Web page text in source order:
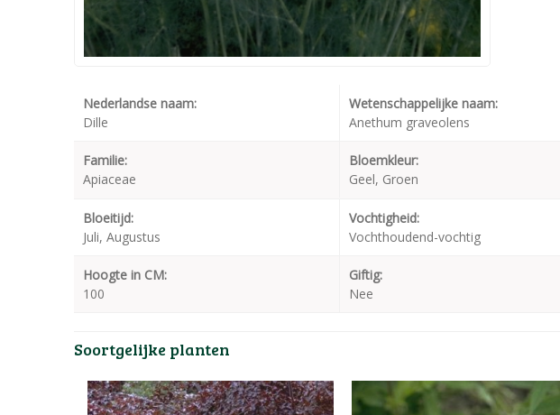
Nederlandse naam:
Dille
Wetenschappelijke naam:
Anethum graveolens
Familie:
Apiaceae
Bloemkleur:
Geel, Groen
Bloeitijd:
Juli, Augustus
Vochtigheid:
Vochthoudend-vochtig
Hoogte in CM:
100
Giftig:
Nee
Soortgelijke planten